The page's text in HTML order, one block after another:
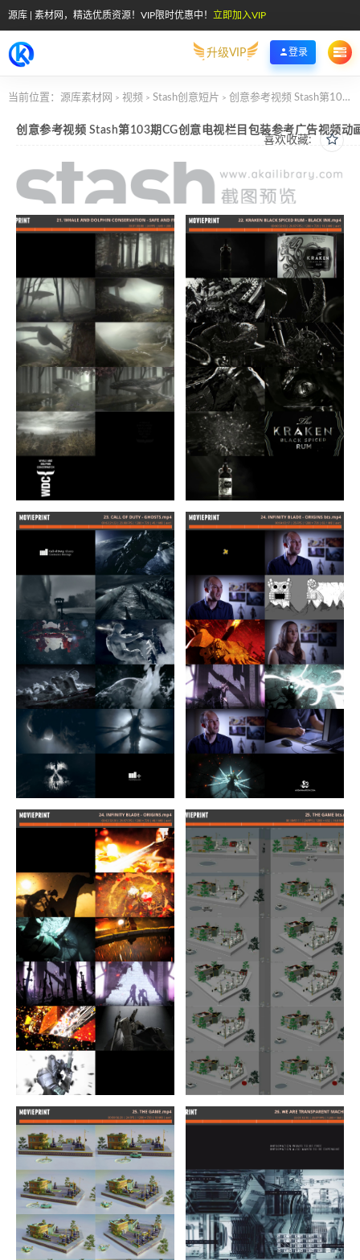
源库 | 素材网，精选优质资源！VIP限时优惠中！ 立即加入VIP
升级VIP 登录
当前位置： 源库素材网 > 视频 > Stash创意短片 > 创意参考视频 Stash第103期CG创意电视栏目包装参考广告视频动画短片
喜欢收藏:
创意参考视频 Stash第103期CG创意电视栏目包装参考广告视频动